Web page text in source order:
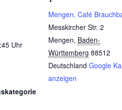
Uhr
Mengen, Café
Messkircher Str. 2
Mengen, Baden-
Württemberg 88512
Deutschland Google
anzeigen